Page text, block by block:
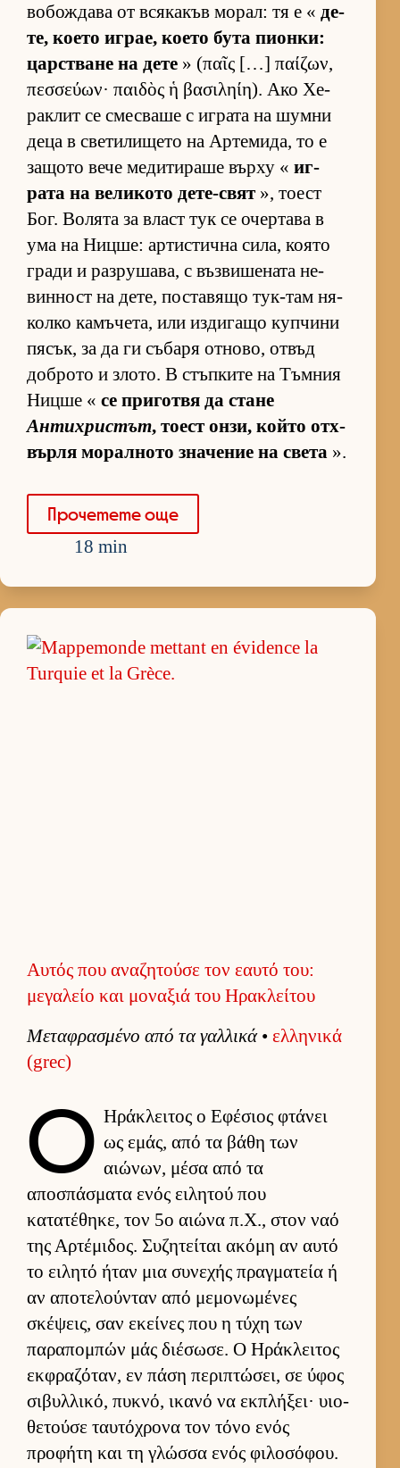
во­бож­дава от вся­ка­къв мо­рал: тя е « де­
те, ко­ето иг­рае, ко­ето бута пи­он­ки:
цар­с­т­ване на дете » (παῖς […] παίζων,
πεσσεύων· παιδὸς ἡ βασιληίη). Ако Хе­
рак­лит се смес­ваше с иг­рата на шумни
деца в све­ти­ли­щето на Ар­те­ми­да, то е
за­щото вече ме­ди­ти­раше върху « иг­
рата на ве­ли­кото де­те-свят », то­ест
Бог. Во­лята за власт тук се очер­тава в
ума на Ниц­ше: ар­тис­тична си­ла, ко­ято
гради и раз­ру­ша­ва, с въз­ви­ше­ната не­
вин­ност на де­те, пос­та­вящо тук-там ня­
колко ка­мъ­че­та, или из­ди­гащо куп­чини
пя­сък, за да ги съ­баря от­но­во, от­въд
доб­рото и зло­то. В стъп­ките на Тъм­ния
Ницше « се при­готвя да стане
Антихристът, то­ест он­зи, който от­х­
върля мо­рал­ното зна­че­ние на света ».
Про­че­тете още
18 min
Αυτός που αναζητούσε τον εαυτό του:
μεγαλείο και μοναξιά του Ηρακλείτου
Μεταφρασμένο από τα γαλ­λικά• ελ­ληνικά
(grec)
Ο Ηράκλει­τος ο Εφέσιος φτάνει
ως εμάς, από τα βάθη των
αιώνων, μέσα από τα
αποσπάσματα ενός ει­λητού που
κατατέθηκε, τον 5ο αιώνα π.Χ., στον ναό
της Αρ­τέμιδος. Συζητεί­ται ακόμη αν αυτό
το ει­λητό ήταν μια συνεχής πραγ­ματεία ή
αν αποτελού­νταν από μεμονωμένες
σκέψεις, σαν εκεί­νες που η τύχη των
παραπομπών μάς διέσωσε. Ο Ηράκλει­τος
εκ­φραζόταν, εν πάση περιπτώσει, σε ύφος
σιβυλ­λικό, πυκνό, ικανό να εκ­πλήξει· υιο­
θετούσε ταυ­τόχρονα τον τόνο ενός
προφήτη και τη γλώσσα ενός φιλοσόφου.